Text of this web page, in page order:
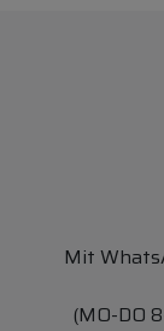
Mit
(MO-DO